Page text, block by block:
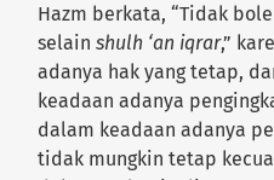
Hazm berkata, “Tidak
selainshulh ‘an iqrar,”
adanya hak yang tetap,
keadaan adanya
dalam keadaan adanya
tidak mungkin tetap